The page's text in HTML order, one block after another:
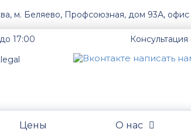
м. Беляево, Профсоюзная, дом 93А,
17:00
Цены О нас